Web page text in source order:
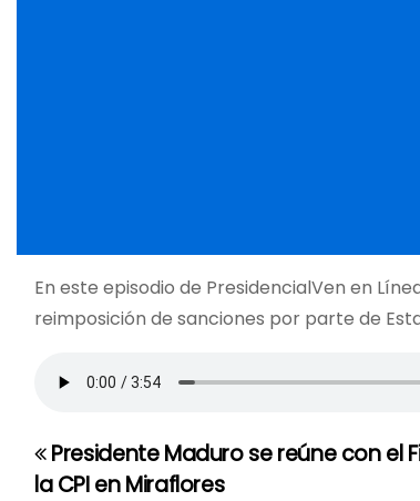
En este episodio de PresidencialVen en
reimposición de sanciones por parte de
NPresidente Maduro se reúne con el
la CPI en Miraflores